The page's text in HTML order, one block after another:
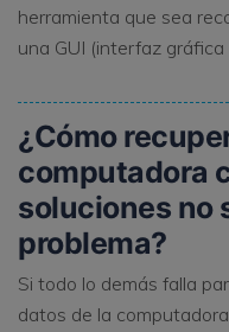
herramienta que sea
una GUI (interfaz
¿Cómo
computadora
soluciones no
problema?
Si todo lo demás falla
datos de la